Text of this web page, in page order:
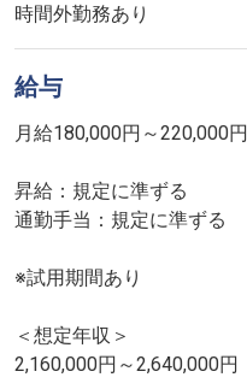
時間外勤務あり
給与
月給180,000円～220,000円
昇給：規定に準ずる
通勤手当：規定に準ずる
※試用期間あり
＜想定年収＞
2,160,000円～2,640,000円